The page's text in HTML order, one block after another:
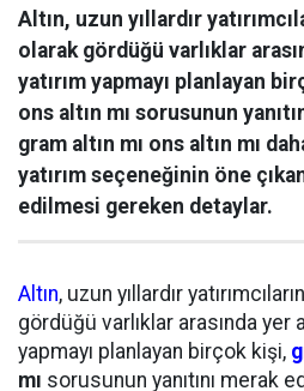
Altın, uzun yıllardır
olarak gördüğü varlıklar
yatırım yapmayı planlayan
ons altın mı sorusunun
gram altın mı ons altın mı
yatırım seçeneğinin öne
edilmesi gereken detaylar.
Altın, uzun yıllardır
gördüğü varlıklar arasında yer
yapmayı planlayan birçok kişi,
mı sorusunun yanıtını merak